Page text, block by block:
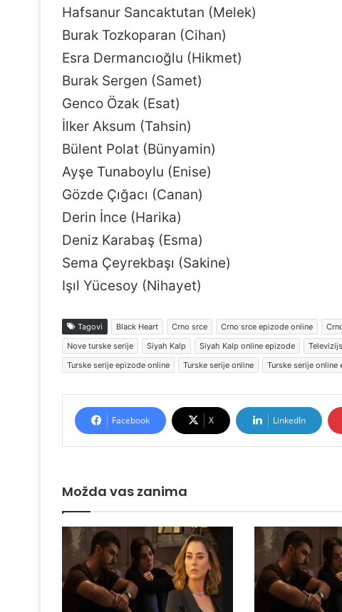
Hafsanur Sancaktutan (Melek)
Burak Tozkoparan (Cihan)
Esra Dermancıoğlu (Hikmet)
Burak Sergen (Samet)
Genco Özak (Esat)
İlker Aksum (Tahsin)
Bülent Polat (Bünyamin)
Ayşe Tunaboylu (Enise)
Gözde Çığacı (Canan)
Derin İnce (Harika)
Deniz Karabaş (Esma)
Sema Çeyrekbaşı (Sakine)
Işıl Yücesoy (Nihayet)
Tagovi Black Heart Crno srce Crno srce epizode online
Nove turske serije
Siyah Kalp Siyah Kalp online epizode
Turske serije epizode online
Turske serije online Turske serije online
Facebook X LinkedIn
Možda vas zanima